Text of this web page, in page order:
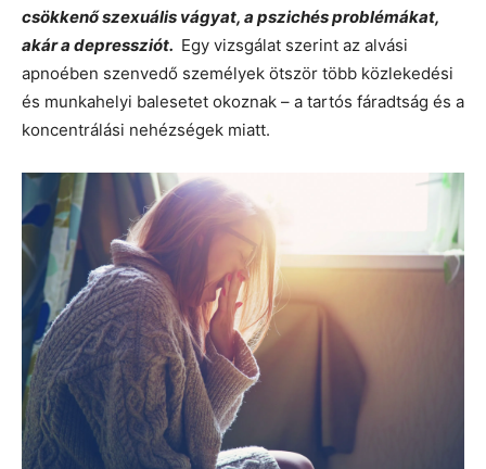
csökkenő szexuális vágyat, a pszichés problémákat,
akár a depressziót. Egy vizsgálat szerint az alvási
apnoében szenvedő személyek ötször több közlekedési
és munkahelyi balesetet okoznak – a tartós fáradtság és a
koncentrálási nehézségek miatt.